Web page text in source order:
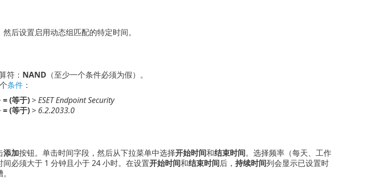
然后设置启用动态组匹配的特定时间。
符： NAND （至少一个条件必须为假）。
条件：
= (等于)>ESET Endpoint Security
= (等于)> 6.2.2033.0
添加按钮。单击时间字段，然后从下拉菜单中选择开始时间和结束时间。选择频率（每天、工作
必须大于 1 分钟且小于 24 小时。在设置开始时间和结束时间后， 持续时间列会显示已设置时